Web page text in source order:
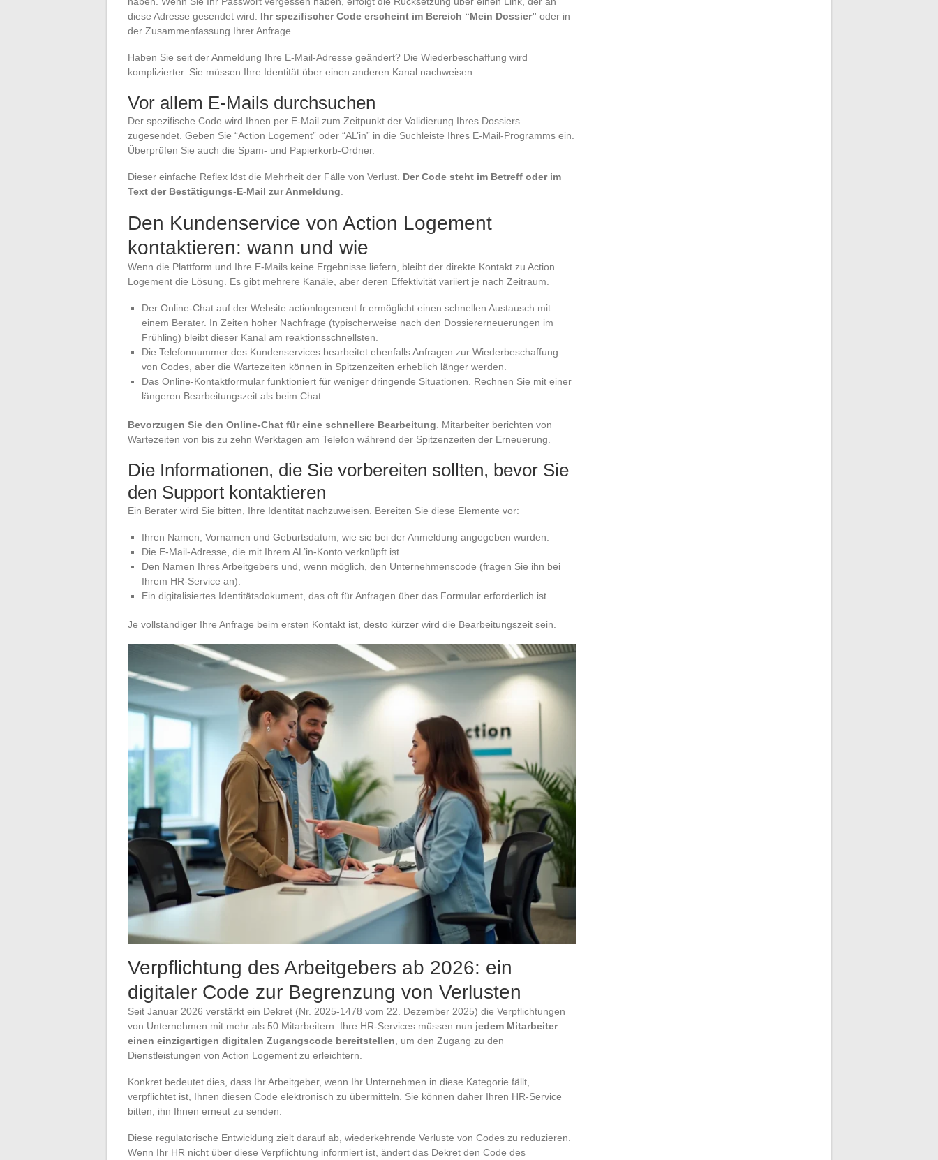
diese Adresse gesendet wird. Ihr spezifischer Code erscheint im Bereich “Mein Dossier” oder in
der Zusammenfassung Ihrer Anfrage.
Haben Sie seit der Anmeldung Ihre E-Mail-Adresse geändert? Die Wiederbeschaffung wird
komplizierter. Sie müssen Ihre Identität über einen anderen Kanal nachweisen.
Vor allem E-Mails durchsuchen
Der spezifische Code wird Ihnen per E-Mail zum Zeitpunkt der Validierung Ihres Dossiers
zugesendet. Geben Sie “Action Logement” oder “AL’in” in die Suchleiste Ihres E-Mail-Programms ein.
Überprüfen Sie auch die Spam- und Papierkorb-Ordner.
Dieser einfache Reflex löst die Mehrheit der Fälle von Verlust. Der Code steht im Betreff oder im
Text der Bestätigungs-E-Mail zur Anmeldung.
Den Kundenservice von Action Logement
kontaktieren: wann und wie
Wenn die Plattform und Ihre E-Mails keine Ergebnisse liefern, bleibt der direkte Kontakt zu Action
Logement die Lösung. Es gibt mehrere Kanäle, aber deren Effektivität variiert je nach Zeitraum.
Der Online-Chat auf der Website actionlogement.fr ermöglicht einen schnellen Austausch mit
einem Berater. In Zeiten hoher Nachfrage (typischerweise nach den Dossiererneuerungen im
Frühling) bleibt dieser Kanal am reaktionsschnellsten.
Die Telefonnummer des Kundenservices bearbeitet ebenfalls Anfragen zur Wiederbeschaffung
von Codes, aber die Wartezeiten können in Spitzenzeiten erheblich länger werden.
Das Online-Kontaktformular funktioniert für weniger dringende Situationen. Rechnen Sie mit einer
längeren Bearbeitungszeit als beim Chat.
Bevorzugen Sie den Online-Chat für eine schnellere Bearbeitung. Mitarbeiter berichten von
Wartezeiten von bis zu zehn Werktagen am Telefon während der Spitzenzeiten der Erneuerung.
Die Informationen, die Sie vorbereiten sollten, bevor Sie
den Support kontaktieren
Ein Berater wird Sie bitten, Ihre Identität nachzuweisen. Bereiten Sie diese Elemente vor:
Ihren Namen, Vornamen und Geburtsdatum, wie sie bei der Anmeldung angegeben wurden.
Die E-Mail-Adresse, die mit Ihrem AL’in-Konto verknüpft ist.
Den Namen Ihres Arbeitgebers und, wenn möglich, den Unternehmenscode (fragen Sie ihn bei
Ihrem HR-Service an).
Ein digitalisiertes Identitätsdokument, das oft für Anfragen über das Formular erforderlich ist.
Je vollständiger Ihre Anfrage beim ersten Kontakt ist, desto kürzer wird die Bearbeitungszeit sein.
Verpflichtung des Arbeitgebers ab 2026: ein
digitaler Code zur Begrenzung von Verlusten
Seit Januar 2026 verstärkt ein Dekret (Nr. 2025-1478 vom 22. Dezember 2025) die Verpflichtungen
von Unternehmen mit mehr als 50 Mitarbeitern. Ihre HR-Services müssen nun jedem Mitarbeiter
einen einzigartigen digitalen Zugangscode bereitstellen , um den Zugang zu den
Dienstleistungen von Action Logement zu erleichtern.
Konkret bedeutet dies, dass Ihr Arbeitgeber, wenn Ihr Unternehmen in diese Kategorie fällt,
verpflichtet ist, Ihnen diesen Code elektronisch zu übermitteln. Sie können daher Ihren HR-Service
bitten, ihn Ihnen erneut zu senden.
Diese regulatorische Entwicklung zielt darauf ab, wiederkehrende Verluste von Codes zu reduzieren.
Wenn Ihr HR nicht über diese Verpflichtung informiert ist, ändert das Dekret den Code des